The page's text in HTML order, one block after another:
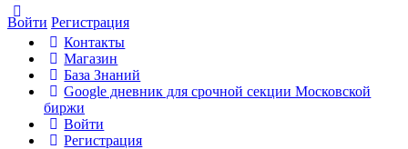
Войти Регистрация
Контакты
Магазин
База Знаний
Google дневник для срочной секции Московской
биржи
Войти
Регистрация